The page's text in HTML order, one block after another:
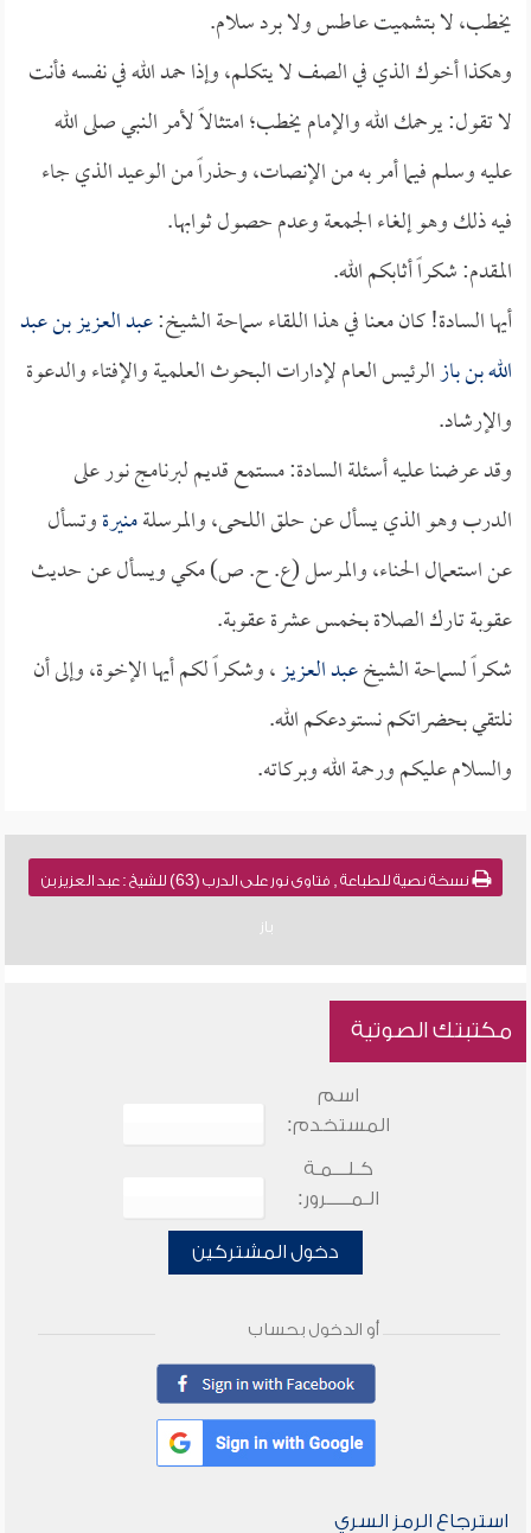
يخطب، لا بتشميت عاطس ولا برد سلام.
وهكذا أخوك الذي في الصف لا يتكلم، وإذا حمد الله في نفسه فأنت
لا تقول: يرحمك الله والإمام يخطب؛ امتثالاً لأمر النبي صلى الله
عليه وسلم فيما أمر به من الإنصات، وحذراً من الوعيد الذي جاء
فيه ذلك وهو إلغاء الجمعة وعدم حصول ثوابها.
المقدم: شكراً أثابكم الله.
أيها السادة! كان معنا في هذا اللقاء سماحة الشيخ:عبد العزيز بن عبد
الله بن بازالرئيس العام لإدارات البحوث العلمية والإفتاء والدعوة
والإرشاد.
وقد عرضنا عليه أسئلة السادة: مستمع قديم لبرنامج نور على
الدرب وهو الذي يسأل عن حلق اللحى، والمرسلةمنيرةوتسأل
عن استعمال الحناء، والمرسل (ع. ح. ص) مكي ويسأل عن حديث
عقوبة تارك الصلاة بخمس عشرة عقوبة.
شكراً لسماحة الشيخعبد العزيز، وشكراً لكم أيها الإخوة، وإلى أن
نلتقي بحضراتكم نستودعكم الله.
والسلام عليكم ورحمة الله وبركاته.
نسخة نصية للطباعة , فتاوى نور على الدرب (63) للشيخ : عبد العزيز بن
باز
مكتبتك الصوتية
اسم
المستخدم:
كـلـــمـة
الـمـــــرور:
دخول المشتركين
أو الدخول بحساب
استرجاع الرمز السري